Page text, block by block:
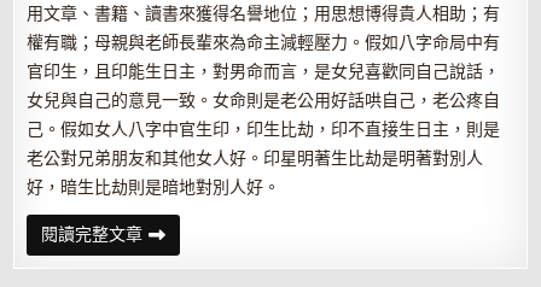
用文章、書籍、讀書來獲得名譽地位；用思想博得貴人相助；有
權有職；母親與老師長輩來為命主減輕壓力。假如八字命局中有
官印生，且印能生日主，對男命而言，是女兒喜歡同自己說話，
女兒與自己的意見一致。女命則是老公用好話哄自己，老公疼自
己。假如女人八字中官生印，印生比劫，印不直接生日主，則是
老公對兄弟朋友和其他女人好。印星明著生比劫是明著對別人
好，暗生比劫則是暗地對別人好。
閱讀完整文章八
字
中